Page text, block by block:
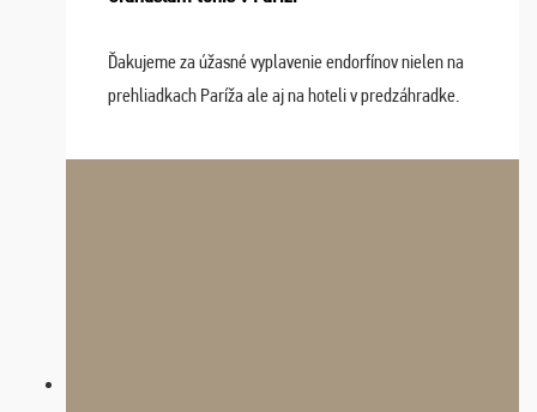
Ďakujeme za úžasné vyplavenie endorfínov nielen na
prehliadkach Paríža ale aj na hoteli v predzáhradke.
spomínať a zväžujeme repete budúci rok : ...